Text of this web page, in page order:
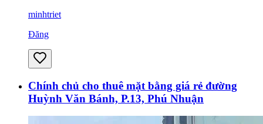
minhtriet
Đăng
Chính chủ cho thuê mặt bằng giá rẻ đường
Huỳnh Văn Bánh, P.13, Phú Nhuận